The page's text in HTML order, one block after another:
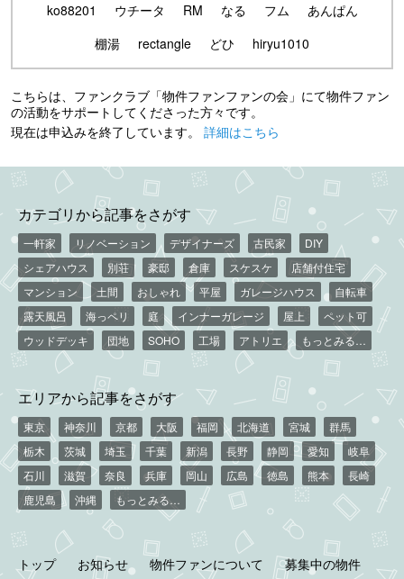
ko88201
ウチータ RM なる フム
あんぱん
棚湯
rectangle どひ hiryu1010
こちらは、ファンクラブ「物件ファンファンの会」にて物件ファン
の活動をサポートしてくださった方々です。
現在は申込みを終了しています。 詳細はこちら
カテゴリから記事をさがす
一軒家 リノベーション デザイナーズ 古民家
DIY
シェアハウス
別荘 豪邸 倉庫 スケスケ
店舗付住宅
マンション
土間 おしゃれ 平屋 ガレージハウス
自転車
露天風呂
海っペリ 庭 インナーガレージ 屋上
ペット可
ウッドデッキ
団地 SOHO 工場 アトリエ もっとみる…
エリアから記事をさがす
東京 神奈川 京都 大阪 福岡 北海道 宮城
群馬
栃木
茨城 埼玉 千葉 新潟 長野 静岡 愛知
岐阜
石川
滋賀 奈良 兵庫 岡山 広島 徳島 熊本
長崎
鹿児島
沖縄 もっとみる…
トップ お知らせ 物件ファンについて 募集中の物件